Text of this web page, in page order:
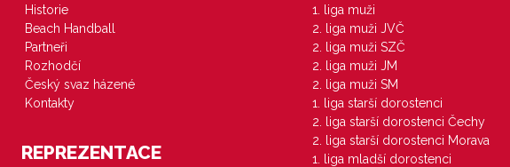
Historie
Beach Handball
Partneři
Rozhodčí
Český svaz házené
Kontakty
REPREZENTACE
1. liga muži
2. liga muži JVČ
2. liga muži SZČ
2. liga muži JM
2. liga muži SM
1. liga starší dorostenci
2. liga starší dorostenci Čechy
2. liga starší dorostenci Morava
1. liga mladší dorostenci